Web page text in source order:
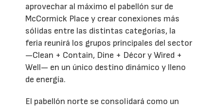
aprovechar al máximo el pabellón sur de
McCormick Place y crear conexiones más
sólidas entre las distintas categorías, la
feria reunirá los grupos principales del sector
—Clean + Contain, Dine + Décor y Wired +
Well— en un único destino dinámico y lleno
de energía.
El pabellón norte se consolidará como un